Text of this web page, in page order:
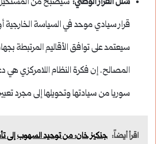
قرار سيادي موحد في السياسة الخارجية
سيعتمد على توافق الأقاليم المرتبطة
المصالح. إن فكرة النظام اللامركزي هي
سوريا من سيادتها وتحويلها إلى مجرد
اقرأ أيضاً: جنكيز خان: من توحيد السهوب إلى